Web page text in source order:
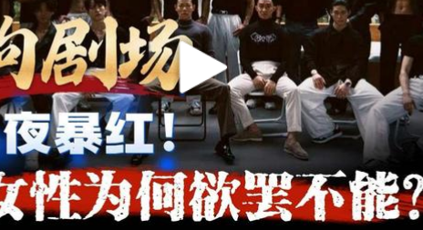
中巨芯：上半年归母净利润1405.77万元
四川宜宾市高县4.9级地震致1人死亡
中国女篮70-67险胜尼日利亚女篮
上海：台风白海豚或将带来龙卷风
U17国足点球大战淘汰河床晋级决赛
秋天的第一杯奶茶到底有多火